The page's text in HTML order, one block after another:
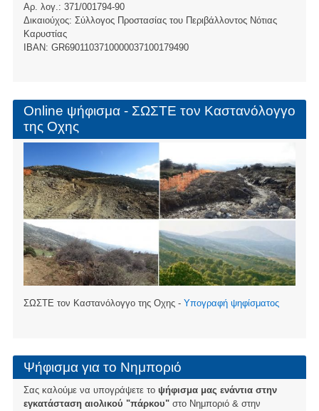
Αρ. λογ.: 371/001794-90
Δικαιούχος: Σύλλογος Προστασίας του Περιβάλλοντος Νότιας
Καρυστίας
ΙBAN: GR6901103710000037100179490
Online ψήφισμα - ΣΩΣΤΕ τον Καστανόλογγο
της Οχης
ΣΩΣΤΕ τον Καστανόλογγο της Οχης - Υπογραφή ψηφίσματος
Ψήφισμα για το Νημποριό
Σας καλούμε να υπογράψετε το ψήφισμα μας ενάντια στην
εγκατάσταση αιολικού "πάρκου"στο Νημποριό & στην